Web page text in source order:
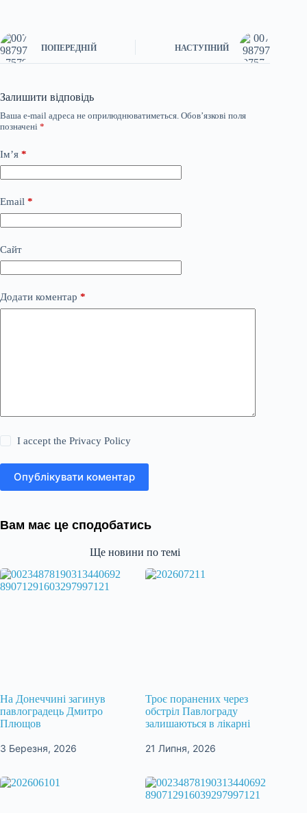
ПОПЕРЕДНІЙ НАСТУПНИЙ
Залишити відповідь
Ваша e-mail адреса не оприлюднюватиметься. Обов’язкові поля
позначені *
Ім’я *
Email *
Сайт
Додати коментар *
I accept thePrivacy Policy
Опублікувати коментар
Вам має це сподобатись
Ще новини по темі
На Донеччині загинув
павлоградець Дмитро
Плющов
3 Березня, 2026
Троє поранених через
обстріл Павлограду
залишаються в лікарні
21 Липня, 2026